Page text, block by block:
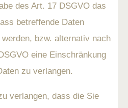
des Art. 17 DSGVO das
betreffende Daten
bzw. alternativ nach
eine Einschränkung
zu verlangen.
verlangen, dass die Sie